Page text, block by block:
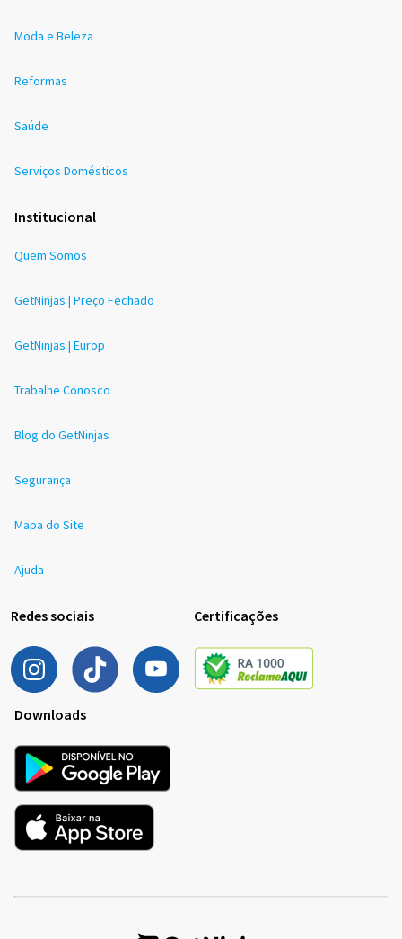
Moda e Beleza
Reformas
Saúde
Serviços Domésticos
Institucional
Quem Somos
GetNinjas | Preço Fechado
GetNinjas | Europ
Trabalhe Conosco
Blog do GetNinjas
Segurança
Mapa do Site
Ajuda
Redes sociais Certificações
Downloads